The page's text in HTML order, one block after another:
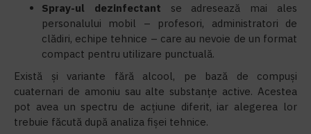
Spray-ul dezinfectant se adresează mai ales
personalului mobil – profesori, administratori de
clădiri, echipe tehnice – care au nevoie de un format
compact pentru utilizare punctuală.
Există și variante fără alcool, pe bază de compuși
cuaternari de amoniu sau alte substanțe active. Acestea
pot avea un spectru de acțiune diferit, iar alegerea lor
trebuie făcută după analiza fișei tehnice.